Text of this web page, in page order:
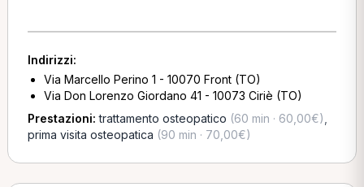
Indirizzi:
Via Marcello Perino 1 - 10070 Front (TO)
Via Don Lorenzo Giordano 41 - 10073 Ciriè (TO)
Prestazioni:trattamento osteopatico (60 min · 60,00€)
prima visita osteopatica (90 min · 70,00€)